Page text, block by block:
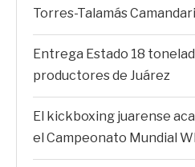
Torres-Talamás Camandari
Entrega Estado 18
productores de Juárez
El kickboxing juarense
el Campeonato Mundial